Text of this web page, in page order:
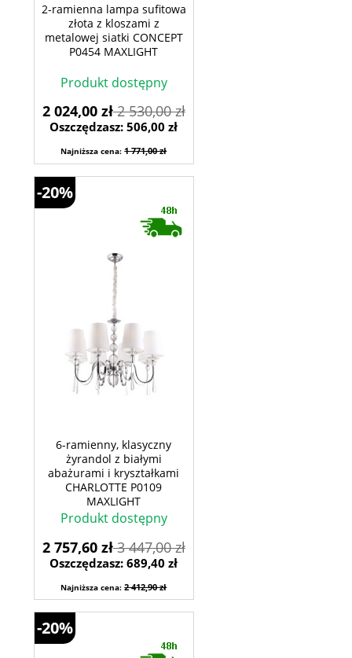
2-ramienna lampa sufitowa
złota z kloszami z
metalowej siatki CONCEPT
P0454 MAXLIGHT
Produkt dostępny
2 024,00 zł2 530,00 zł
Oszczędzasz: 506,00 zł
Najniższa cena:1 771,00 zł
6-ramienny, klasyczny
żyrandol z białymi
abażurami i kryształkami
CHARLOTTE P0109
MAXLIGHT
Produkt dostępny
2 757,60 zł3 447,00 zł
Oszczędzasz: 689,40 zł
Najniższa cena:2 412,90 zł
-20%
-20%